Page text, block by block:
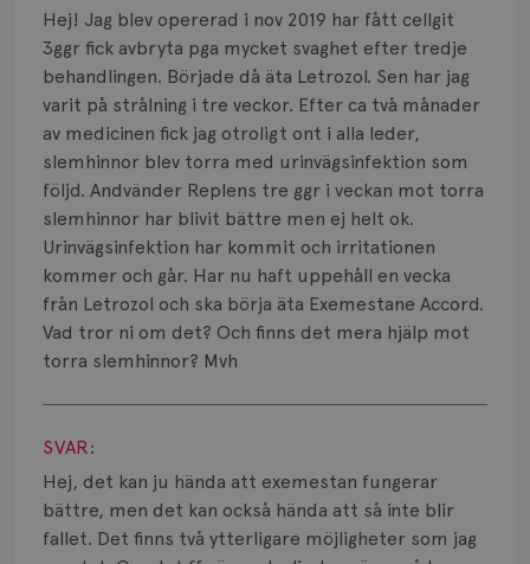
Hej! Jag blev opererad i nov 2019 har fått cellgit
3ggr fick avbryta pga mycket svaghet efter tredje
behandlingen. Började då äta Letrozol. Sen har jag
varit på strålning i tre veckor. Efter ca två månader
av medicinen fick jag otroligt ont i alla leder,
slemhinnor blev torra med urinvägsinfektion som
följd. Andvänder Replens tre ggr i veckan mot torra
slemhinnor har blivit bättre men ej helt ok.
Urinvägsinfektion har kommit och irritationen
kommer och går. Har nu haft uppehåll en vecka
från Letrozol och ska börja äta Exemestane Accord.
Vad tror ni om det? Och finns det mera hjälp mot
torra slemhinnor? Mvh
Visa svar
SVAR:
Hej, det kan ju hända att exemestan fungerar
bättre, men det kan också hända att så inte blir
fallet. Det finns två ytterligare möjligheter som jag
Biverkningar
Bröstvårta
Knöl
Läkemedel
Typ av bröstcancer
Smärta
Prognos
Spridd bröstcancer
Strålning
Vätska